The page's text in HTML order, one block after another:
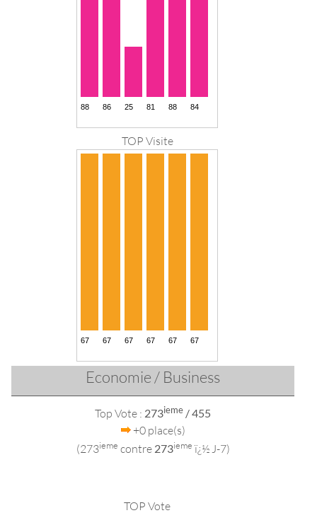
TOP Visite
Economie / Business
Top Vote : 273ieme / 455
+0 place(s)
(273ieme contre 273ieme ï¿½ J-7)
TOP Vote